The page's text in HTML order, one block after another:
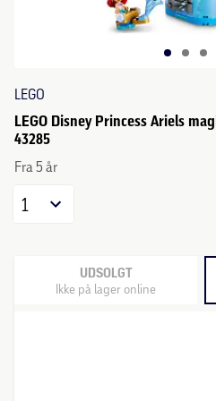
LEGO
LEGO Disney Princess Ariels
43285
Fra 5 år
1
UDSOLGT
Ikke på lager online